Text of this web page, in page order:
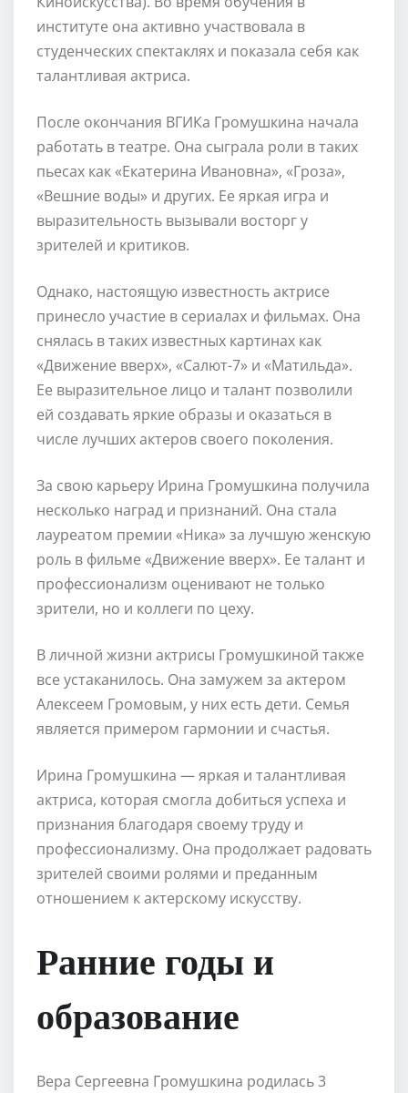
институте она активно участвовала в
студенческих спектаклях и показала себя как
талантливая актриса.
После окончания ВГИКа Громушкина начала
работать в театре. Она сыграла роли в таких
пьесах как «Екатерина Ивановна», «Гроза»,
«Вешние воды» и других. Ее яркая игра и
выразительность вызывали восторг у
зрителей и критиков.
Однако, настоящую известность актрисе
принесло участие в сериалах и фильмах. Она
снялась в таких известных картинах как
«Движение вверх», «Салют-7» и «Матильда».
Ее выразительное лицо и талант позволили
ей создавать яркие образы и оказаться в
числе лучших актеров своего поколения.
За свою карьеру Ирина Громушкина получила
несколько наград и признаний. Она стала
лауреатом премии «Ника» за лучшую женскую
роль в фильме «Движение вверх». Ее талант и
профессионализм оценивают не только
зрители, но и коллеги по цеху.
В личной жизни актрисы Громушкиной также
все устаканилось. Она замужем за актером
Алексеем Громовым, у них есть дети. Семья
является примером гармонии и счастья.
Ирина Громушкина — яркая и талантливая
актриса, которая смогла добиться успеха и
признания благодаря своему труду и
профессионализму. Она продолжает радовать
зрителей своими ролями и преданным
отношением к актерскому искусству.
Ранние годы и
образование
Вера Сергеевна Громушкина родилась 3